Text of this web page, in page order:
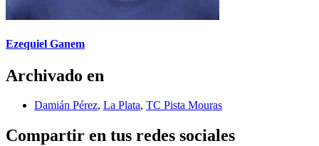
Ezequiel Ganem
Archivado en
Damián Pérez, La Plata, TC Pista Mouras
Compartir en tus redes sociales